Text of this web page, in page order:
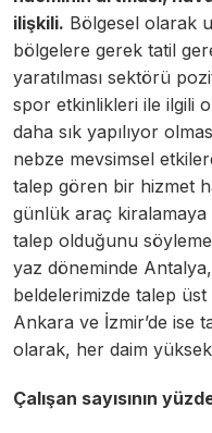
ilişkili. Bölgesel olarak
bölgelere gerek tatil
yaratılması sektörü
spor etkinlikleri ile ilgili
daha sık yapılıyor
nebze mevsimsel
talep gören bir hizmet
günlük araç
talep olduğunu
yaz döneminde
beldelerimizde talep üst
Ankara ve İzmir’de ise
olarak, her daim
Çalışan sayısının